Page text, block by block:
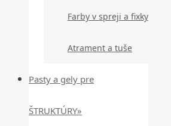
Farby v spreji a fixky
Atrament a tuše
Pasty a gely pre
ŠTRUKTÚRY»